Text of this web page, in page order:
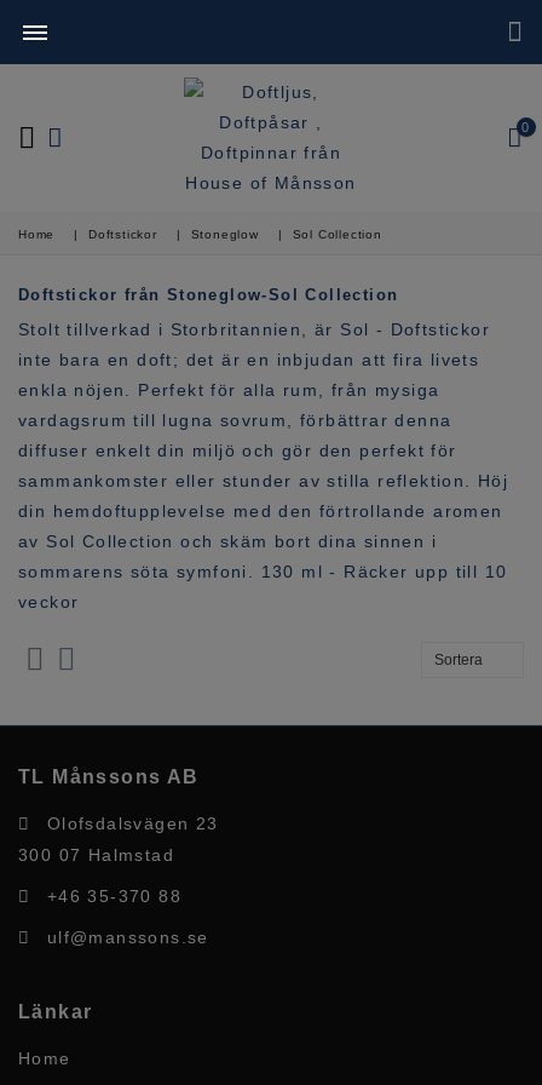
0
Home | Doftstickor | Stoneglow | Sol Collection
Doftstickor från Stoneglow-Sol Collection
Stolt tillverkad i Storbritannien, är Sol - Doftstickor
inte bara en doft; det är en inbjudan att fira livets
enkla nöjen. Perfekt för alla rum, från mysiga
vardagsrum till lugna sovrum, förbättrar denna
diffuser enkelt din miljö och gör den perfekt för
sammankomster eller stunder av stilla reflektion. Höj
din hemdoftupplevelse med den förtrollande aromen
av Sol Collection och skäm bort dina sinnen i
sommarens söta symfoni. 130 ml - Räcker upp till 10
veckor
TL Månssons AB
Olofsdalsvägen 23
300 07 Halmstad
+46 35-370 88
ulf@manssons.se
Länkar
Home